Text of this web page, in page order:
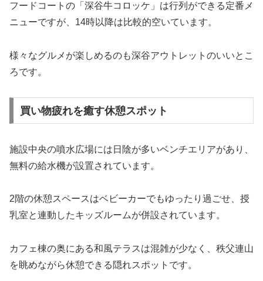
フードコートの「深谷牛コロッケ」は行列ができる定番メ
ニューですが、14時以降は比較的空いています。
様々なグルメが楽しめるのも深谷アウトレットのいいとこ
ろです。
買い物疲れを癒す休憩スポット
施設中央の噴水広場には日陰が多いベンチエリアがあり、
無料の給水機が設置されています。
2階の休憩スペースはベビーカーでもゆったり過ごせ、授
乳室と連動したキッズルームが併設されています。
カフェ棟の奥にある和風テラスは混雑が少なく、秩父連山
を眺めながら休憩できる隠れスポットです。